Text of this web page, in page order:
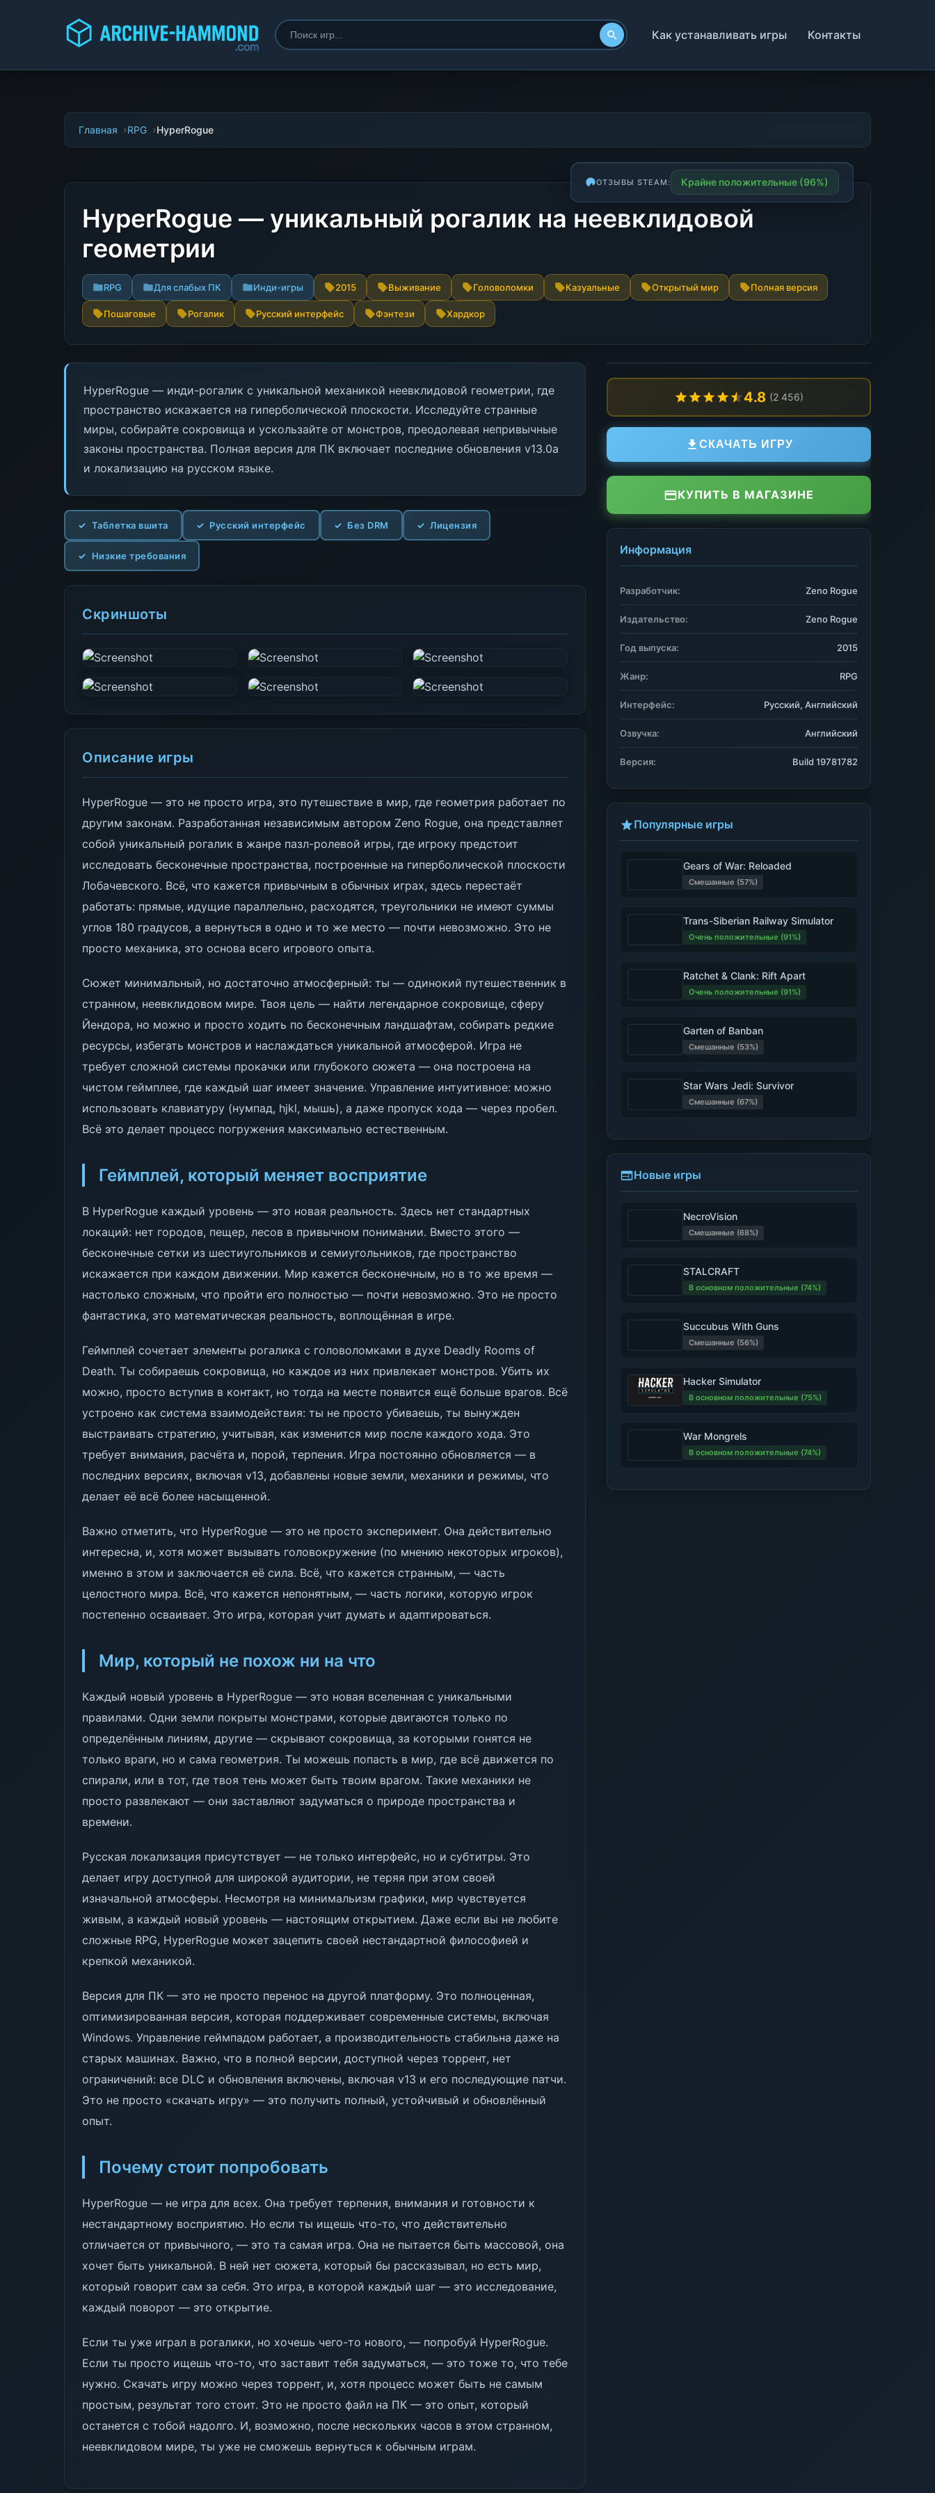
Как устанавливать игры Контакты
Главная RPG HyperRogue
HyperRogue — уникальный рогалик на неевклидовой
геометрии
RPG Для слабых ПК Инди-игры 2015 Выживание Головоломки Казуальные Открытый мир Полная версия
Пошаговые Рогалик Русский интерфейс Фэнтези Хардкор
ОТЗЫВЫ STEAM: Крайне положительные (96%)
HyperRogue — инди-рогалик с уникальной механикой неевклидовой геометрии, где
пространство искажается на гиперболической плоскости. Исследуйте странные
миры, собирайте сокровища и ускользайте от монстров, преодолевая непривычные
законы пространства. Полная версия для ПК включает последние обновления v13.0a
и локализацию на русском языке.
Таблетка вшита Русский интерфейс Без DRM Лицензия
Низкие требования
Скриншоты
Описание игры
HyperRogue — это не просто игра, это путешествие в мир, где геометрия работает по
другим законам. Разработанная независимым автором Zeno Rogue, она представляет
собой уникальный рогалик в жанре пазл-ролевой игры, где игроку предстоит
исследовать бесконечные пространства, построенные на гиперболической плоскости
Лобачевского. Всё, что кажется привычным в обычных играх, здесь перестаёт
работать: прямые, идущие параллельно, расходятся, треугольники не имеют суммы
углов 180 градусов, а вернуться в одно и то же место — почти невозможно. Это не
просто механика, это основа всего игрового опыта.
Сюжет минимальный, но достаточно атмосферный: ты — одинокий путешественник в
странном, неевклидовом мире. Твоя цель — найти легендарное сокровище, сферу
Йендора, но можно и просто ходить по бесконечным ландшафтам, собирать редкие
ресурсы, избегать монстров и наслаждаться уникальной атмосферой. Игра не
требует сложной системы прокачки или глубокого сюжета — она построена на
чистом геймплее, где каждый шаг имеет значение. Управление интуитивное: можно
использовать клавиатуру (нумпад, hjkl, мышь), а даже пропуск хода — через пробел.
Всё это делает процесс погружения максимально естественным.
Геймплей, который меняет восприятие
В HyperRogue каждый уровень — это новая реальность. Здесь нет стандартных
локаций: нет городов, пещер, лесов в привычном понимании. Вместо этого —
бесконечные сетки из шестиугольников и семиугольников, где пространство
искажается при каждом движении. Мир кажется бесконечным, но в то же время —
настолько сложным, что пройти его полностью — почти невозможно. Это не просто
фантастика, это математическая реальность, воплощённая в игре.
Геймплей сочетает элементы рогалика с головоломками в духе Deadly Rooms of
Death. Ты собираешь сокровища, но каждое из них привлекает монстров. Убить их
можно, просто вступив в контакт, но тогда на месте появится ещё больше врагов. Всё
устроено как система взаимодействия: ты не просто убиваешь, ты вынужден
выстраивать стратегию, учитывая, как изменится мир после каждого хода. Это
требует внимания, расчёта и, порой, терпения. Игра постоянно обновляется — в
последних версиях, включая v13, добавлены новые земли, механики и режимы, что
делает её всё более насыщенной.
Важно отметить, что HyperRogue — это не просто эксперимент. Она действительно
интересна, и, хотя может вызывать головокружение (по мнению некоторых игроков),
именно в этом и заключается её сила. Всё, что кажется странным, — часть
целостного мира. Всё, что кажется непонятным, — часть логики, которую игрок
постепенно осваивает. Это игра, которая учит думать и адаптироваться.
Мир, который не похож ни на что
Каждый новый уровень в HyperRogue — это новая вселенная с уникальными
правилами. Одни земли покрыты монстрами, которые двигаются только по
определённым линиям, другие — скрывают сокровища, за которыми гонятся не
только враги, но и сама геометрия. Ты можешь попасть в мир, где всё движется по
спирали, или в тот, где твоя тень может быть твоим врагом. Такие механики не
просто развлекают — они заставляют задуматься о природе пространства и
времени.
Русская локализация присутствует — не только интерфейс, но и субтитры. Это
делает игру доступной для широкой аудитории, не теряя при этом своей
изначальной атмосферы. Несмотря на минимальизм графики, мир чувствуется
живым, а каждый новый уровень — настоящим открытием. Даже если вы не любите
сложные RPG, HyperRogue может зацепить своей нестандартной философией и
крепкой механикой.
Версия для ПК — это не просто перенос на другой платформу. Это полноценная,
оптимизированная версия, которая поддерживает современные системы, включая
Windows. Управление геймпадом работает, а производительность стабильна даже на
старых машинах. Важно, что в полной версии, доступной через торрент, нет
ограничений: все DLC и обновления включены, включая v13 и его последующие патчи.
Это не просто «скачать игру» — это получить полный, устойчивый и обновлённый
опыт.
Почему стоит попробовать
HyperRogue — не игра для всех. Она требует терпения, внимания и готовности к
нестандартному восприятию. Но если ты ищешь что-то, что действительно
отличается от привычного, — это та самая игра. Она не пытается быть массовой, она
хочет быть уникальной. В ней нет сюжета, который бы рассказывал, но есть мир,
который говорит сам за себя. Это игра, в которой каждый шаг — это исследование,
каждый поворот — это открытие.
Если ты уже играл в рогалики, но хочешь чего-то нового, — попробуй HyperRogue.
Если ты просто ищешь что-то, что заставит тебя задуматься, — это тоже то, что тебе
нужно. Скачать игру можно через торрент, и, хотя процесс может быть не самым
простым, результат того стоит. Это не просто файл на ПК — это опыт, который
останется с тобой надолго. И, возможно, после нескольких часов в этом странном,
неевклидовом мире, ты уже не сможешь вернуться к обычным играм.
4.8 (2 456)
СКАЧАТЬ ИГРУ
КУПИТЬ В МАГАЗИНЕ
Информация
Разработчик: Zeno Rogue
Издательство: Zeno Rogue
Год выпуска: 2015
Жанр: RPG
Интерфейс: Русский, Английский
Озвучка: Английский
Версия: Build 19781782
Популярные игры
Gears of War: Reloaded
Смешанные (57%)
Trans-Siberian Railway Simulator
Очень положительные (91%)
Ratchet & Clank: Rift Apart
Очень положительные (91%)
Garten of Banban
Смешанные (53%)
Star Wars Jedi: Survivor
Смешанные (67%)
Новые игры
NecroVision
Смешанные (68%)
STALCRAFT
В основном положительные (74%)
Succubus With Guns
Смешанные (56%)
Hacker Simulator
В основном положительные (75%)
War Mongrels
В основном положительные (74%)